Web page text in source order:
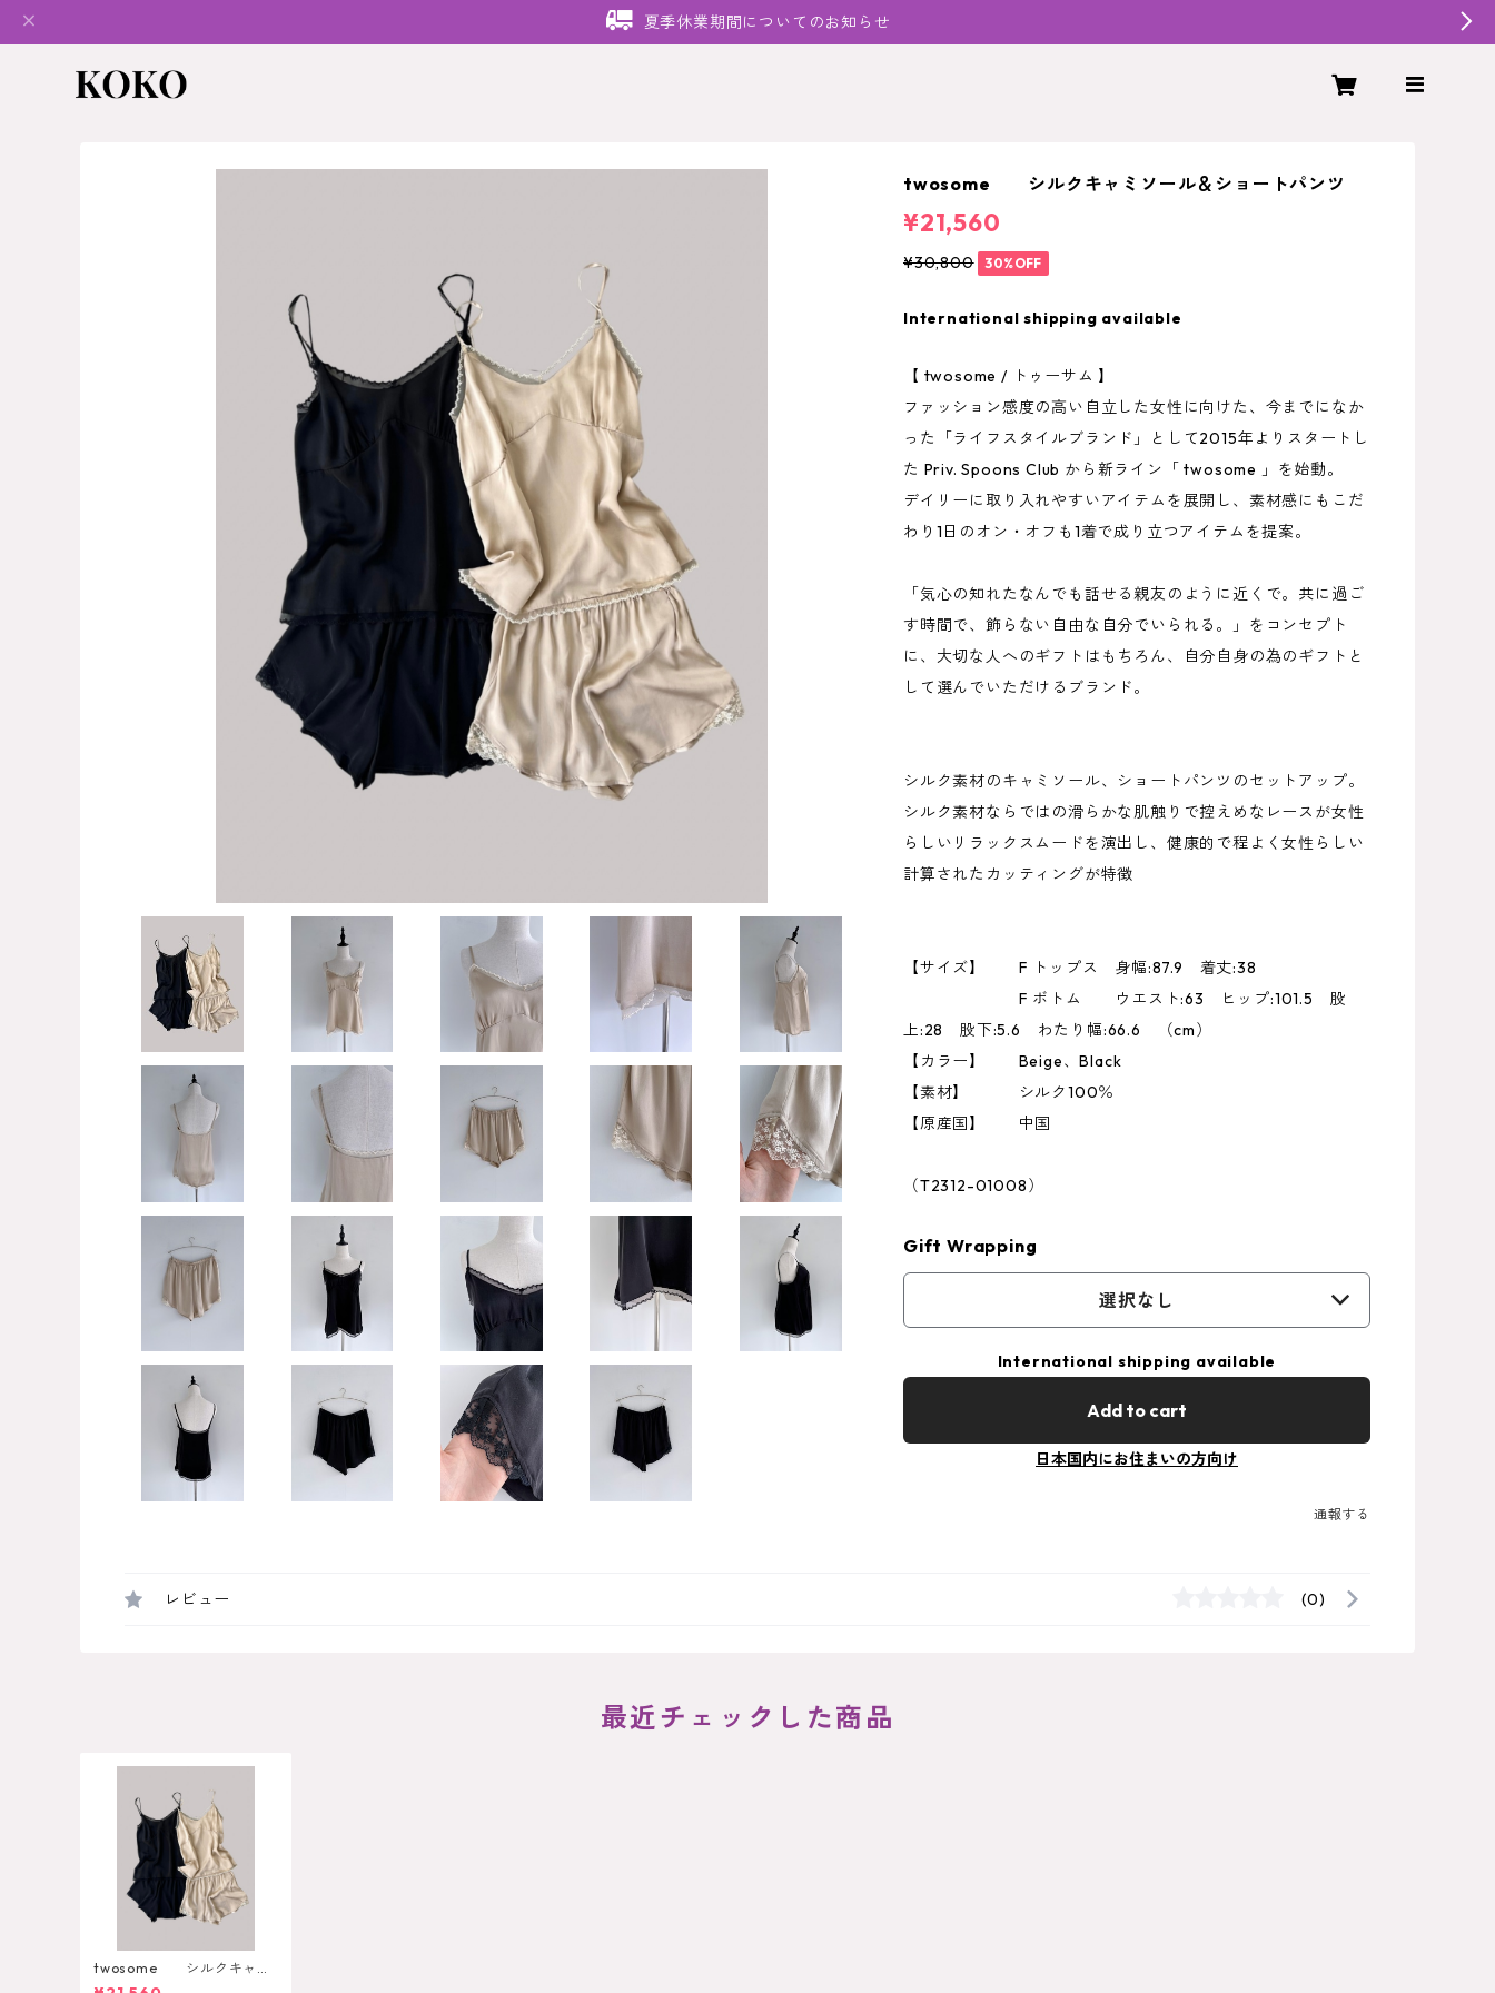
夏季休業期間についてのお知らせ
twosome シルクキャミソール＆ショートパンツ
¥21,560
¥30,800 30%OFF
International shipping available
【 twosome / トゥーサム 】
ファッション感度の高い自立した女性に向けた、今までになか
った「ライフスタイルブランド」として2015年よりスタートし
た Priv. Spoons Club から新ライン「 twosome 」を始動。
デイリーに取り入れやすいアイテムを展開し、素材感にもこだ
わり1日のオン・オフも1着で成り立つアイテムを提案。
「気心の知れたなんでも話せる親友のように近くで。共に過ご
す時間で、飾らない自由な自分でいられる。」をコンセプト
に、大切な人へのギフトはもちろん、自分自身の為のギフトと
して選んでいただけるブランド。
シルク素材のキャミソール、ショートパンツのセットアップ。
シルク素材ならではの滑らかな肌触りで控えめなレースが女性
らしいリラックスムードを演出し、健康的で程よく女性らしい
計算されたカッティングが特徴
【サイズ】 F トップス 身幅:87.9 着丈:38
F ボトム ウエスト:63 ヒップ:101.5 股
上:28 股下:5.6 わたり幅:66.6 （cm）
【カラー】 Beige、Black
【素材】 シルク100％
【原産国】 中国
（T2312-01008）
Gift Wrapping
選択なし
International shipping available
Add to cart
日本国内にお住まいの方向け
通報する
レビュー (0)
最近チェックした商品
twosome シルクキャミ
ソール＆ショートパンツ